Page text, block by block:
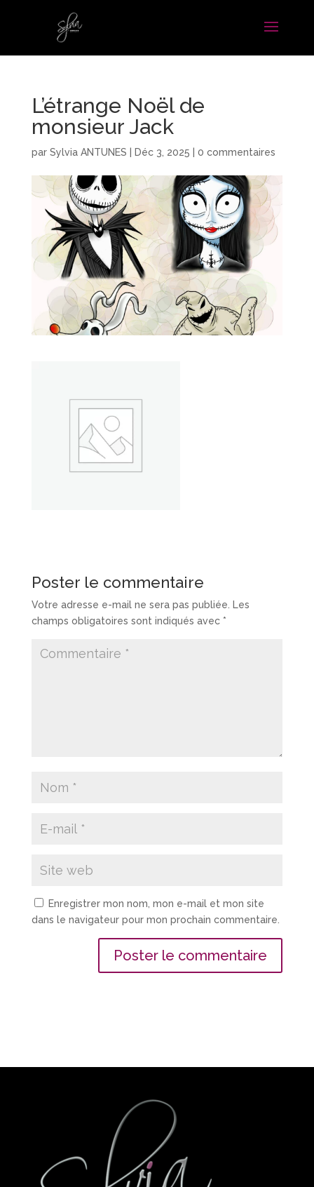
L’étrange Noël de
monsieur Jack
par Sylvia ANTUNES Déc 3, 2025 0 commentaires
Poster le commentaire
Votre adresse e-mail ne sera pas publiée.
Les
champs obligatoires sont indiqués avec *
Enregistrer mon nom, mon e-mail et mon site
dans le navigateur pour mon prochain commentaire.